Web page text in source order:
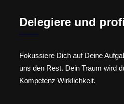
Delegiere und
Fokussiere Dich auf Deine
uns den Rest. Dein Traum wird
Kompetenz Wirklichkeit.